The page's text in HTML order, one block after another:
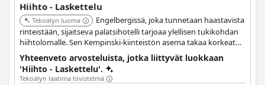
Hiihto - Laskettelu
Tekoälyn luoma
Engelbergissä, joka tunnetaan haastavista
rinteistään, sijaitseva palatsihotelli tarjoaa ylellisen tukikohdan
hiihtolomalle. Sen Kempinski-kiinteistön asema takaa korkeat
standardit ja erinomaisen pääsyn paikallisiin hiihtohisseihin ja
talviaktiviteetteihin.
Yhteenveto arvosteluista, jotka liittyvät luokkaan
'Hiihto - Laskettelu'.
Tekoälyn laatima tiivistelmä